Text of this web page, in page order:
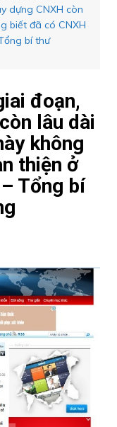
dựng CNXH còn
biết đã có CNXH
bí thư
đoạn,
lâu dài
không
thiện ở
Tổng bí